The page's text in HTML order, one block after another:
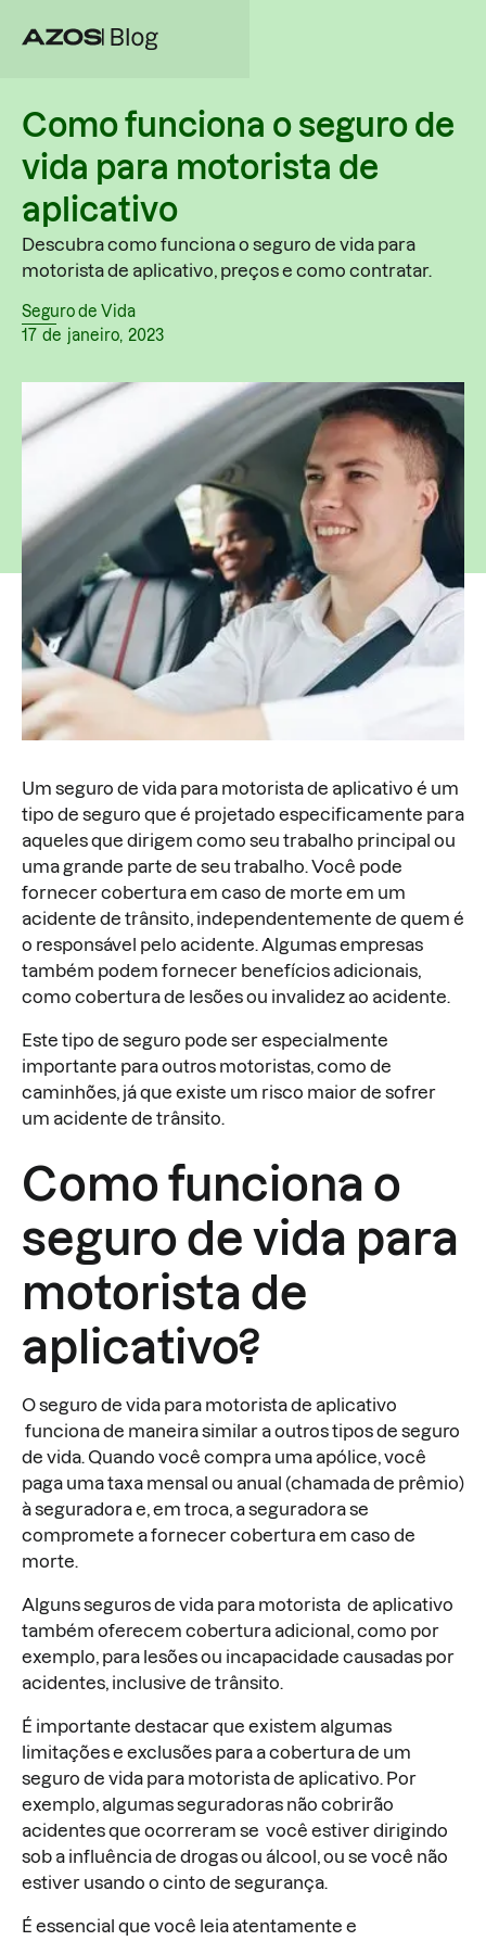
Como funciona o seguro de
vida para motorista de
aplicativo
Descubra como funciona o seguro de vida para
motorista de aplicativo, preços e como contratar.
Seguro de Vida
17 de janeiro, 2023
Um seguro de vida para motorista de aplicativo é um
tipo de seguro que é projetado especificamente para
aqueles que dirigem como seu trabalho principal ou
uma grande parte de seu trabalho. Você pode
fornecer cobertura em caso de morte em um
acidente de trânsito, independentemente de quem é
o responsável pelo acidente. Algumas empresas
também podem fornecer benefícios adicionais,
como cobertura de lesões ou invalidez ao acidente.
Este tipo de seguro pode ser especialmente
importante para outros motoristas, como de
caminhões, já que existe um risco maior de sofrer
um acidente de trânsito.
Como funciona o
seguro de vida para
motorista de
aplicativo?
O seguro de vida para motorista de aplicativo
funciona de maneira similar a outros tipos de seguro
de vida. Quando você compra uma apólice, você
paga uma taxa mensal ou anual (chamada de prêmio)
à seguradora e, em troca, a seguradora se
compromete a fornecer cobertura em caso de
morte.
Alguns seguros de vida para motorista de aplicativo
também oferecem cobertura adicional, como por
exemplo, para lesões ou incapacidade causadas por
acidentes, inclusive de trânsito.
É importante destacar que existem algumas
limitações e exclusões para a cobertura de um
seguro de vida para motorista de aplicativo. Por
exemplo, algumas seguradoras não cobrirão
acidentes que ocorreram se você estiver dirigindo
sob a influência de drogas ou álcool, ou se você não
estiver usando o cinto de segurança.
É essencial que você leia atentamente e